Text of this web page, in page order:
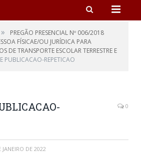
»
PREGÃO PRESENCIAL Nº 006/2018
FÍSICAE/OU JURÍDICA PARA
DE TRANSPORTE ESCOLAR TERRESTRE E
PUBLICACAO-REPETICAO
0
JANEIRO DE 2022